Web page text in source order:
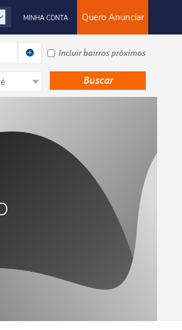
Quero Anunciar
MINHA CONTA
Incluir bairros próximos